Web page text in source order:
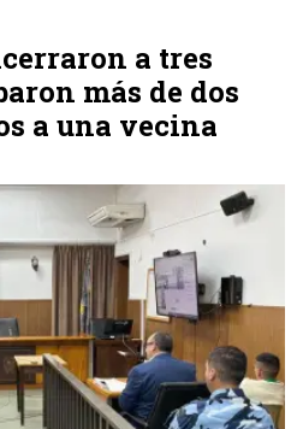
a tres
más de dos
a una vecina